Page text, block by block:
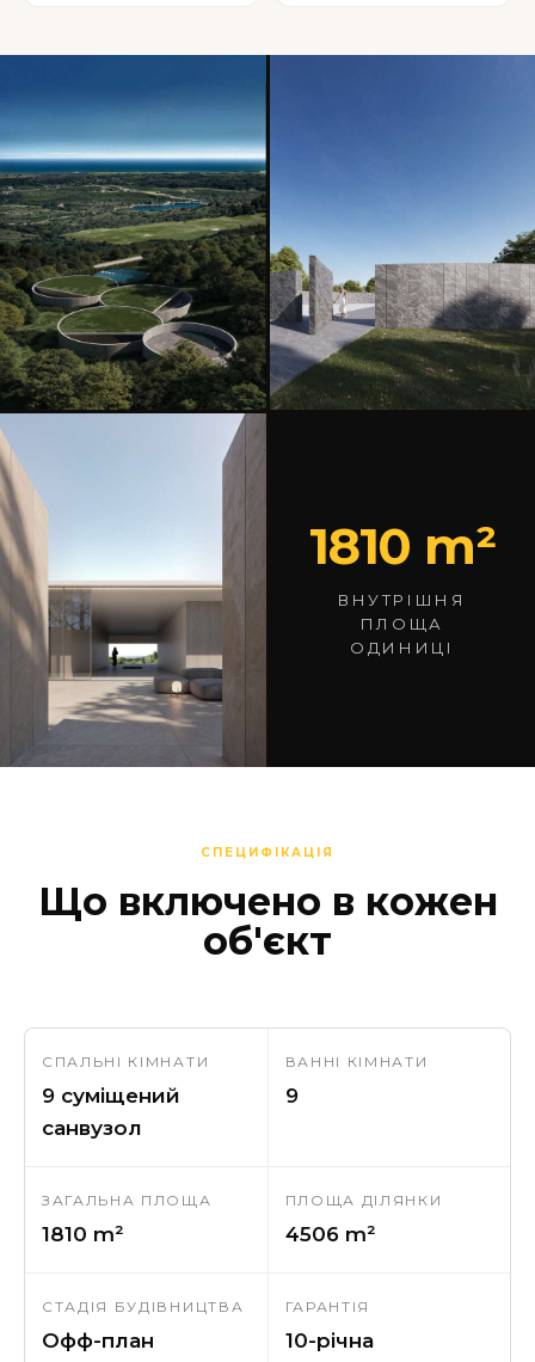
1810 m²
ВНУТРІШНЯ
ПЛОЩА
ОДИНИЦІ
СПЕЦИФІКАЦІЯ
Що включено в кожен
об'єкт
СПАЛЬНІ КІМНАТИ
9 суміщений
санвузол
ВАННІ КІМНАТИ
9
ЗАГАЛЬНА ПЛОЩА
1810 m²
ПЛОЩА ДІЛЯНКИ
4506 m²
СТАДІЯ БУДІВНИЦТВА
Офф-план
ГАРАНТІЯ
10-річна